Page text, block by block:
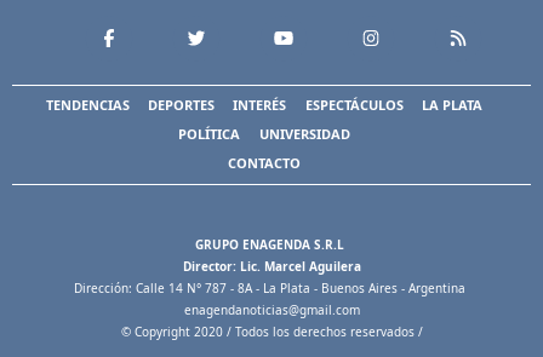
TENDENCIAS DEPORTES INTERÉS ESPECTÁCULOS
LA PLATA
POLÍTICA
UNIVERSIDAD
CONTACTO
GRUPO ENAGENDA S.R.L
Director: Lic. Marcel Aguilera
Dirección: Calle 14 N° 787 - 8A - La Plata - Buenos Aires - Argentina
enagendanoticias@gmail.com
© Copyright 2020 / Todos los derechos reservados /